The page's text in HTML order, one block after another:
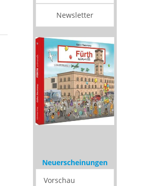
Newsletter
Neuerscheinungen
Vorschau